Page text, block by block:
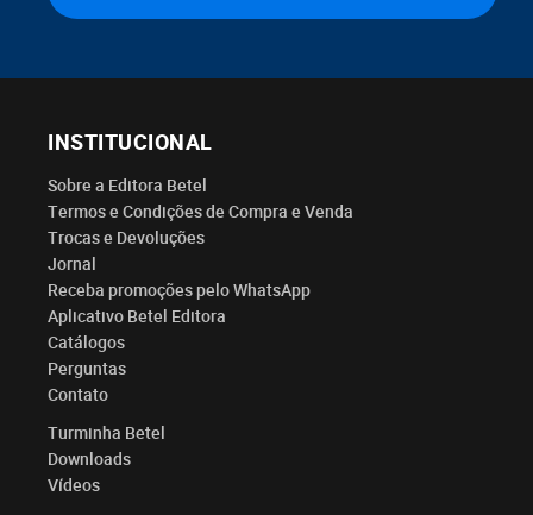
INSTITUCIONAL
Sobre a Editora Betel
Termos e Condições de Compra e Venda
Trocas e Devoluções
Jornal
Receba promoções pelo WhatsApp
Aplicativo Betel Editora
Catálogos
Perguntas
Contato
Turminha Betel
Downloads
Vídeos